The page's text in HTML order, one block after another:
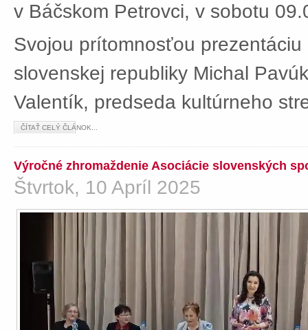
v Báčskom Petrovci, v sobotu
Svojou prítomnosťou
slovenskej republiky Michal
Valentík, predseda kultúrneho
ČÍTAŤ CELÝ ČLÁNOK...
Výročné zhromaždenie Asociácie slovenských
Štvrtok, 10 Apríl 2025